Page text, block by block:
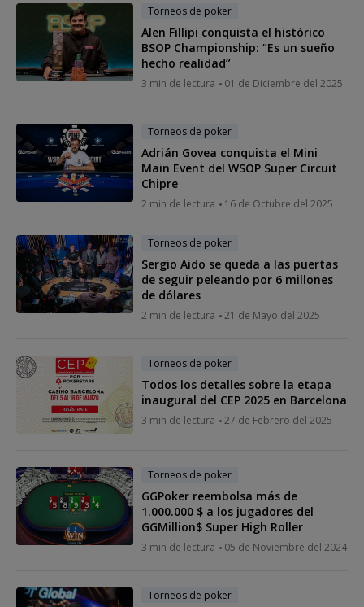
Torneos de poker
Alen Fillipi conquista el histórico
BSOP Championship: “Es un sueño
hecho realidad”
3 min de lectura 01 de Diciembre del 2025
Torneos de poker
Adrián Govea conquista el Mini
Main Event del WSOP Super Circuit
Chipre
2 min de lectura 16 de Octubre del 2025
Torneos de poker
Sergio Aido se queda a las puertas
de seguir peleando por 6 millones
de dólares
2 min de lectura 21 de Mayo del 2025
Torneos de poker
Todos los detalles sobre la etapa
inaugural del CEP 2025 en Barcelona
3 min de lectura 27 de Febrero del 2025
Torneos de poker
GGPoker reembolsa más de
1.000.000 $ a los jugadores del
GGMillion$ Super High Roller
3 min de lectura 05 de Noviembre del 2024
Torneos de poker